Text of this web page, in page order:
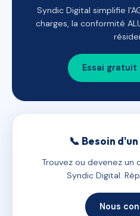
Syndic Digital simplifie
charges, la conformité
Essai gratuit
📞 Besoin
Trouvez ou devenez un
Syndic Digital.
Nous